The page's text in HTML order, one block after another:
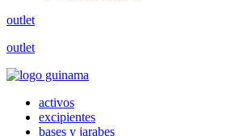
outlet
outlet
activos
excipientes
bases y jarabes